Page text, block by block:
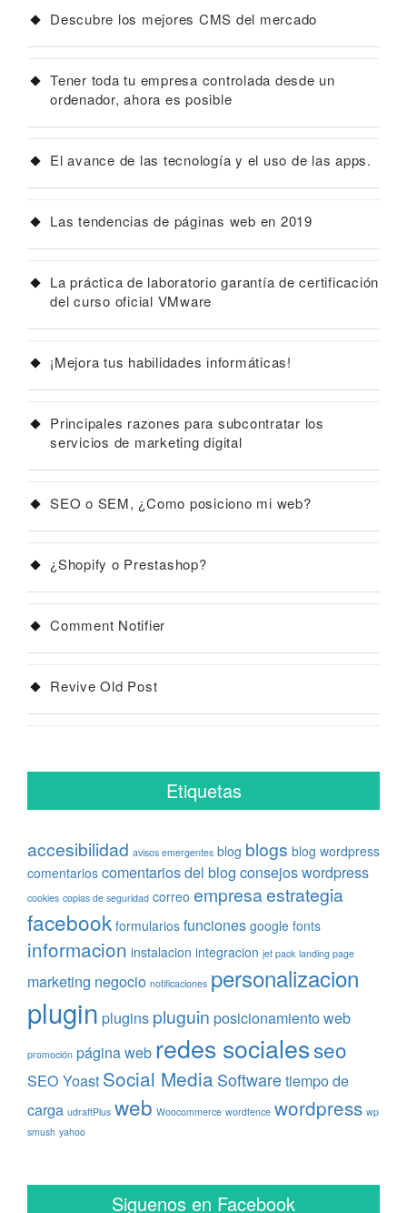
Descubre los mejores CMS del mercado
Tener toda tu empresa controlada desde un
ordenador, ahora es posible
El avance de las tecnología y el uso de las apps.
Las tendencias de páginas web en 2019
La práctica de laboratorio garantía de certificación
del curso oficial VMware
¡Mejora tus habilidades informáticas!
Principales razones para subcontratar los
servicios de marketing digital
SEO o SEM, ¿Como posiciono mi web?
¿Shopify o Prestashop?
Comment Notifier
Revive Old Post
Etiquetas
accesibilidad avisos emergentes blog blogs blog wordpress
comentarios comentarios del blog consejos wordpress
cookies copias de seguridad correo empresaestrategia
facebook formularios funciones google fonts
informacion instalacion integracion jet pack landing page
marketing negocio notificaciones personalizacion
plugin plugins pluguin posicionamiento web
promoción página web redes socialesseo
SEO Yoast Social Media Softwaretiempo de
carga udraftPlus web Woocommerce wordfence wordpress wp
smush yahoo
Siguenos en Facebook